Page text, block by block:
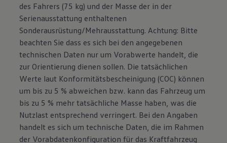
des Fahrers (75 kg) und der Masse der in der
Serienausstattung enthaltenen
Sonderausrüstung/Mehrausstattung. Achtung: Bitte
beachten Sie dass es sich bei den angegebenen
technischen Daten nur um Vorabwerte handelt, die
zur Orientierung dienen sollen. Die tatsächlichen
Werte laut Konformitätsbescheinigung (COC) können
um bis zu 5 % abweichen bzw. kann das Fahrzeug um
bis zu 5 % mehr tatsächliche Masse haben, was die
Nutzlast entsprechend verringert. Bei den Angaben
handelt es sich um technische Daten, die im Rahmen
der Vorabdatenkonfiguration für das Kraftfahrzeug